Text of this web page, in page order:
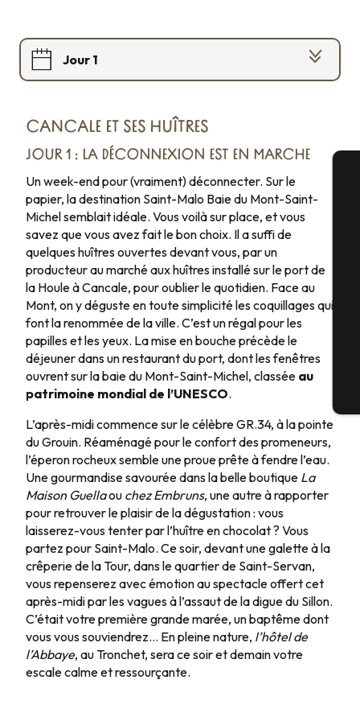
Jour 1
CANCALE ET SES HUÎTRES
JOUR 1 : LA DÉCONNEXION EST EN MARCHE
Un week-end pour (vraiment) déconnecter. Sur le
papier, la destination Saint-Malo Baie du Mont-Saint-
Michel semblait idéale. Vous voilà sur place, et vous
savez que vous avez fait le bon choix. Il a suffi de
quelques huîtres ouvertes devant vous, par un
producteur au marché aux huîtres installé sur le port de
la Houle à Cancale, pour oublier le quotidien. Face au
Mont, on y déguste en toute simplicité les coquillages qui
font la renommée de la ville. C’est un régal pour les
papilles et les yeux. La mise en bouche précède le
déjeuner dans un restaurant du port, dont les fenêtres
ouvrent sur la baie du Mont-Saint-Michel, classée au
patrimoine mondial de l’UNESCO.
L’après-midi commence sur le célèbre GR.34, à la pointe
du Grouin. Réaménagé pour le confort des promeneurs,
l’éperon rocheux semble une proue prête à fendre l’eau.
Une gourmandise savourée dans la belle boutique La
Maison Guellaou chez Embruns, une autre à rapporter
pour retrouver le plaisir de la dégustation : vous
laisserez-vous tenter par l’huître en chocolat ? Vous
partez pour Saint-Malo. Ce soir, devant une galette à la
crêperie de la Tour, dans le quartier de Saint-Servan,
vous repenserez avec émotion au spectacle offert cet
après-midi par les vagues à l’assaut de la digue du Sillon.
C’était votre première grande marée, un baptême dont
vous vous souviendrez… En pleine nature, l’hôtel de
l’Abbaye, au Tronchet, sera ce soir et demain votre
escale calme et ressourçante.